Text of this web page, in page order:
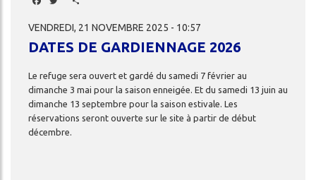
VENDREDI, 21 NOVEMBRE 2025 - 10:57
DATES DE GARDIENNAGE 2026
Le refuge sera ouvert et gardé du samedi 7 février au
dimanche 3 mai pour la saison enneigée. Et du samedi 13 juin au
dimanche 13 septembre pour la saison estivale. Les
réservations seront ouverte sur le site à partir de début
décembre.